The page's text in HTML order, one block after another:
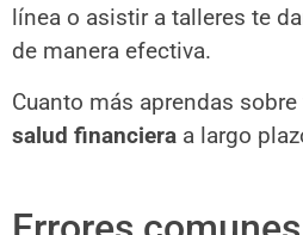
línea o asistir a talleres te
de manera efectiva.
Cuanto más aprendas
salud financiera a largo